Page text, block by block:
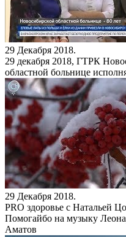
29 Декабря 2018.
29 декабря 2018, ГТРК
областной больнице
29 Декабря 2018.
PRO здоровье с Натальей
Помогайбо на музыку
Аматов